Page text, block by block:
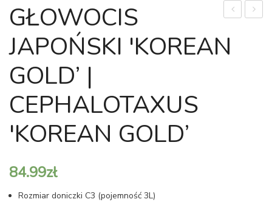
GŁOWOCIS
JAPOŃSKI 'KOREAN
GOLD’ |
CEPHALOTAXUS
'KOREAN GOLD’
84.99zł
Rozmiar doniczki C3 (pojemność 3L)